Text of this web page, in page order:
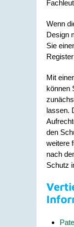
Wenn
Design
Sie
Mit
können
lassen.
den
weitere
nach
Schutz